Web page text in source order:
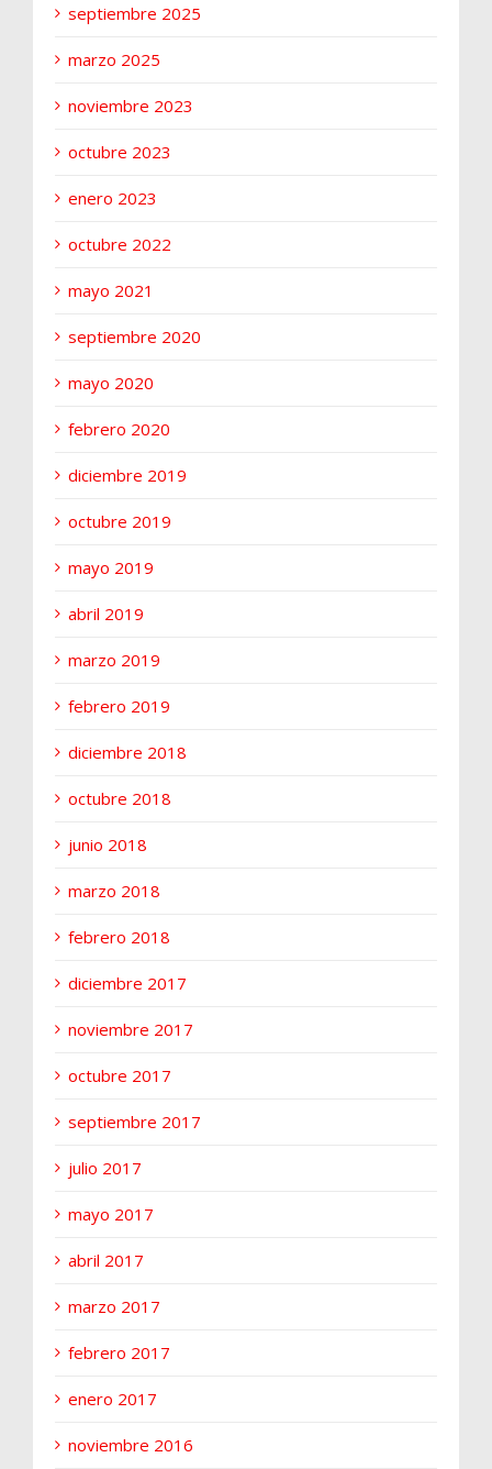
septiembre 2025
marzo 2025
noviembre 2023
octubre 2023
enero 2023
octubre 2022
mayo 2021
septiembre 2020
mayo 2020
febrero 2020
diciembre 2019
octubre 2019
mayo 2019
abril 2019
marzo 2019
febrero 2019
diciembre 2018
octubre 2018
junio 2018
marzo 2018
febrero 2018
diciembre 2017
noviembre 2017
octubre 2017
septiembre 2017
julio 2017
mayo 2017
abril 2017
marzo 2017
febrero 2017
enero 2017
noviembre 2016